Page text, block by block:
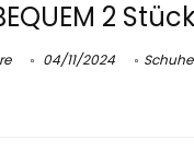
2
04/11/2024